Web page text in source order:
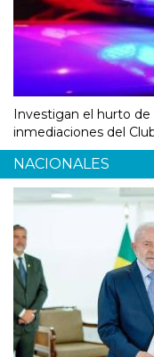
Investigan el hurto de
inmediaciones del
NACIONALES